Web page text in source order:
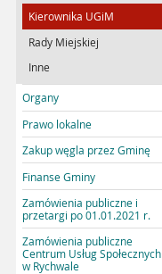
Kierownika UGiM
Rady Miejskiej
Inne
Organy
Prawo lokalne
Zakup węgla przez Gminę
Finanse Gminy
Zamówienia publiczne i
przetargi po 01.01.2021 r.
Zamówienia publiczne
Centrum Usług Społecznych
w Rychwale